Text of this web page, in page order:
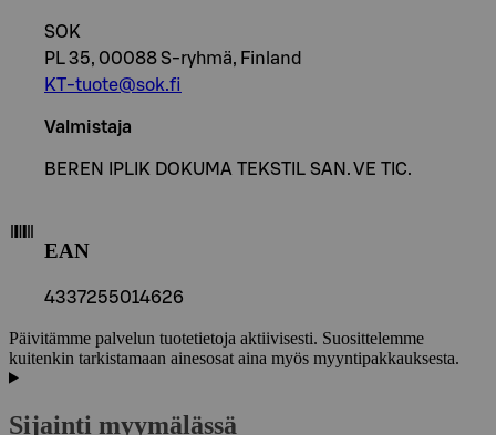
SOK
PL 35, 00088 S-ryhmä, Finland
KT-tuote@sok.fi
Valmistaja
BEREN IPLIK DOKUMA TEKSTIL SAN. VE TIC.
EAN
4337255014626
Päivitämme palvelun tuotetietoja aktiivisesti. Suosittelemme
kuitenkin tarkistamaan ainesosat aina myös myyntipakkauksesta.
Sijainti myymälässä